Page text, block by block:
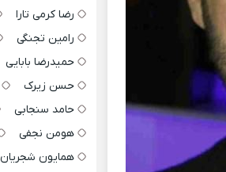
رضا کرمی تارا
رامین تجنگی
حمیدرضا بابایی
حسن زیرک
حامد سنجابی
هومن نجفی
همایون شجریان